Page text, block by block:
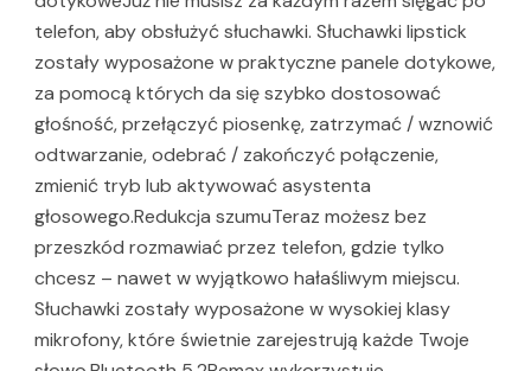
telefon, aby obsłużyć słuchawki. Słuchawki lipstick
zostały wyposażone w praktyczne panele dotykowe,
za pomocą których da się szybko dostosować
głośność, przełączyć piosenkę, zatrzymać / wznowić
odtwarzanie, odebrać / zakończyć połączenie,
zmienić tryb lub aktywować asystenta
głosowego.Redukcja szumuTeraz możesz bez
przeszkód rozmawiać przez telefon, gdzie tylko
chcesz – nawet w wyjątkowo hałaśliwym miejscu.
Słuchawki zostały wyposażone w wysokiej klasy
mikrofony, które świetnie zarejestrują każde Twoje